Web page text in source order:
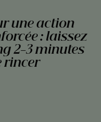
une action
: laissez
2-3 minutes
rincer